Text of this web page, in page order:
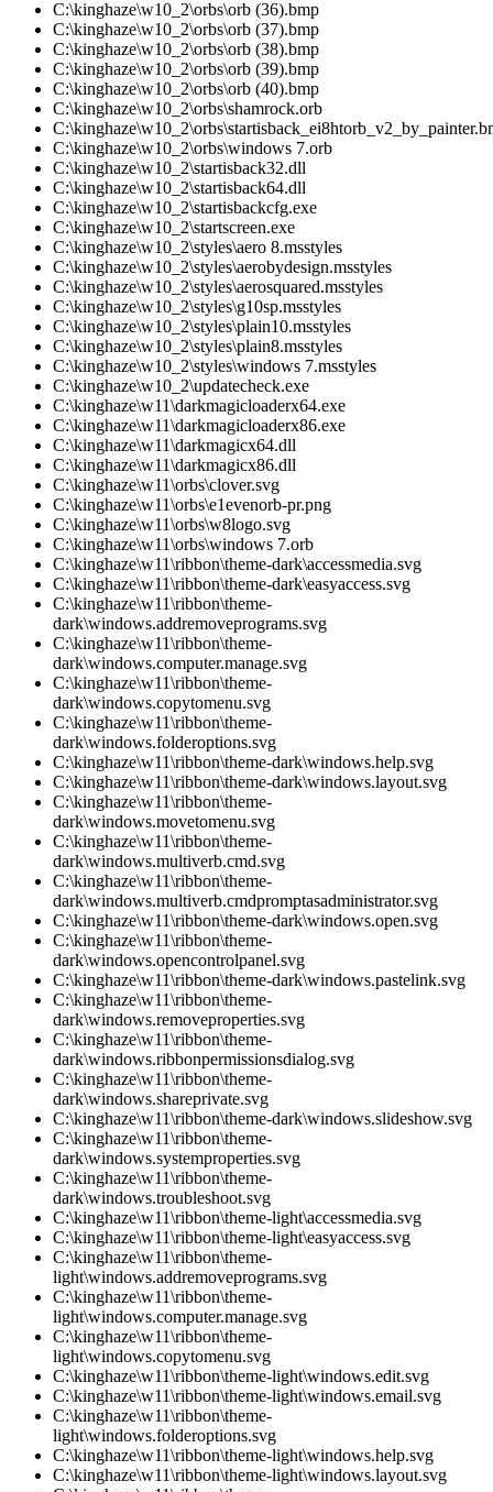
C:\kinghaze\w10_2\orbs\orb (36).bmp
C:\kinghaze\w10_2\orbs\orb (37).bmp
C:\kinghaze\w10_2\orbs\orb (38).bmp
C:\kinghaze\w10_2\orbs\orb (39).bmp
C:\kinghaze\w10_2\orbs\orb (40).bmp
C:\kinghaze\w10_2\orbs\shamrock.orb
C:\kinghaze\w10_2\orbs\windows 7.orb
C:\kinghaze\w10_2\startisback32.dll
C:\kinghaze\w10_2\startisback64.dll
C:\kinghaze\w10_2\startisbackcfg.exe
C:\kinghaze\w10_2\startscreen.exe
C:\kinghaze\w10_2\styles\aero 8.msstyles
C:\kinghaze\w10_2\styles\aerobydesign.msstyles
C:\kinghaze\w10_2\styles\aerosquared.msstyles
C:\kinghaze\w10_2\styles\g10sp.msstyles
C:\kinghaze\w10_2\styles\plain10.msstyles
C:\kinghaze\w10_2\styles\plain8.msstyles
C:\kinghaze\w10_2\styles\windows 7.msstyles
C:\kinghaze\w10_2\updatecheck.exe
C:\kinghaze\w11\darkmagicloaderx64.exe
C:\kinghaze\w11\darkmagicloaderx86.exe
C:\kinghaze\w11\darkmagicx64.dll
C:\kinghaze\w11\darkmagicx86.dll
C:\kinghaze\w11\orbs\clover.svg
C:\kinghaze\w11\orbs\e1evenorb-pr.png
C:\kinghaze\w11\orbs\w8logo.svg
C:\kinghaze\w11\orbs\windows 7.orb
C:\kinghaze\w11\ribbon\theme-dark\accessmedia.svg
C:\kinghaze\w11\ribbon\theme-dark\easyaccess.svg
C:\kinghaze\w11\ribbon\theme-
dark\windows.addremoveprograms.svg
C:\kinghaze\w11\ribbon\theme-
dark\windows.computer.manage.svg
C:\kinghaze\w11\ribbon\theme-
dark\windows.copytomenu.svg
C:\kinghaze\w11\ribbon\theme-
dark\windows.folderoptions.svg
C:\kinghaze\w11\ribbon\theme-dark\windows.help.svg
C:\kinghaze\w11\ribbon\theme-dark\windows.layout.svg
C:\kinghaze\w11\ribbon\theme-
dark\windows.movetomenu.svg
C:\kinghaze\w11\ribbon\theme-
dark\windows.multiverb.cmd.svg
C:\kinghaze\w11\ribbon\theme-
dark\windows.multiverb.cmdpromptasadministrator.svg
C:\kinghaze\w11\ribbon\theme-dark\windows.open.svg
C:\kinghaze\w11\ribbon\theme-
dark\windows.opencontrolpanel.svg
C:\kinghaze\w11\ribbon\theme-dark\windows.pastelink.svg
C:\kinghaze\w11\ribbon\theme-
dark\windows.removeproperties.svg
C:\kinghaze\w11\ribbon\theme-
dark\windows.ribbonpermissionsdialog.svg
C:\kinghaze\w11\ribbon\theme-
dark\windows.shareprivate.svg
C:\kinghaze\w11\ribbon\theme-dark\windows.slideshow.svg
C:\kinghaze\w11\ribbon\theme-
dark\windows.systemproperties.svg
C:\kinghaze\w11\ribbon\theme-
dark\windows.troubleshoot.svg
C:\kinghaze\w11\ribbon\theme-light\accessmedia.svg
C:\kinghaze\w11\ribbon\theme-light\easyaccess.svg
C:\kinghaze\w11\ribbon\theme-
light\windows.addremoveprograms.svg
C:\kinghaze\w11\ribbon\theme-
light\windows.computer.manage.svg
C:\kinghaze\w11\ribbon\theme-
light\windows.copytomenu.svg
C:\kinghaze\w11\ribbon\theme-light\windows.edit.svg
C:\kinghaze\w11\ribbon\theme-light\windows.email.svg
C:\kinghaze\w11\ribbon\theme-
light\windows.folderoptions.svg
C:\kinghaze\w11\ribbon\theme-light\windows.help.svg
C:\kinghaze\w11\ribbon\theme-light\windows.layout.svg